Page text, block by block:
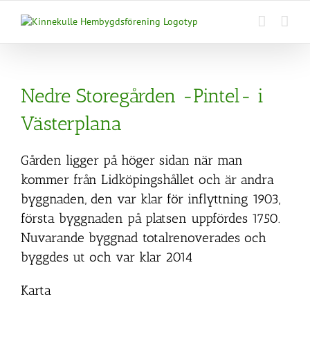
Nedre Storegården -Pintel- i
Västerplana
Gården ligger på höger sidan när man
kommer från Lidköpingshållet och är andra
byggnaden, den var klar för inflyttning 1903,
första byggnaden på platsen uppfördes 1750.
Nuvarande byggnad totalrenoverades och
byggdes ut och var klar 2014
Karta